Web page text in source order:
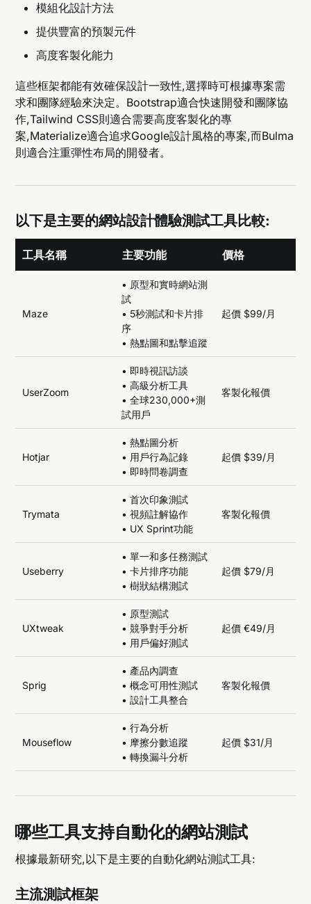
模組化設計方法
提供豐富的預製元件
高度客製化能力
這些框架都能有效確保設計一致性,選擇時可根據專案需
求和團隊經驗來決定。Bootstrap適合快速開發和團隊協
作,Tailwind CSS則適合需要高度客製化的專
案,Materialize適合追求Google設計風格的專案,而Bulma
則適合注重彈性布局的開發者。
以下是主要的網站設計體驗測試工具比較:
工具名稱 主要功能 價格
Maze
• 原型和實時網站測
試
• 5秒測試和卡片排
序
• 熱點圖和點擊追蹤
起價 $99/月
UserZoom
• 即時視訊訪談
• 高級分析工具
• 全球230,000+測
試用戶
客製化報價
Hotjar
• 熱點圖分析
• 用戶行為記錄
• 即時問卷調查
起價 $39/月
Trymata
• 首次印象測試
• 視頻註解協作
• UX Sprint功能
客製化報價
Useberry
• 單一和多任務測試
• 卡片排序功能
• 樹狀結構測試
起價 $79/月
UXtweak
• 原型測試
• 競爭對手分析
• 用戶偏好測試
起價 €49/月
Sprig
• 產品內調查
• 概念可用性測試
• 設計工具整合
客製化報價
Mouseflow
• 行為分析
• 摩擦分數追蹤
• 轉換漏斗分析
起價 $31/月
哪些工具支持自動化的網站測試
根據最新研究,以下是主要的自動化網站測試工具:
主流測試框架